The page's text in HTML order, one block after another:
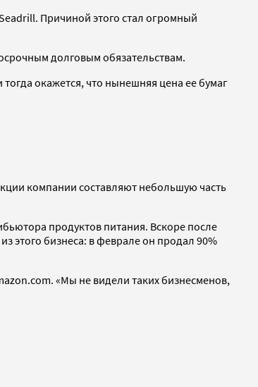
Причиной этого стал огромный
долговым обязательствам.
окажется, что нынешняя цена ее бумаг
компании составляют небольшую часть
продуктов питания. Вскоре после
этого бизнеса: в феврале он продал 90%
«Мы не видели таких бизнесменов,